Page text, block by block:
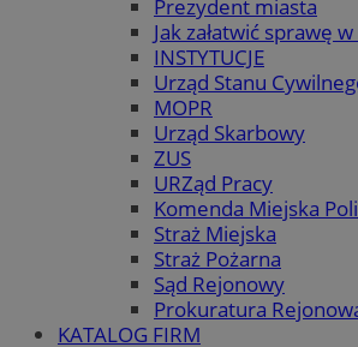
Prezydent miasta
Jak załatwić sprawę
INSTYTUCJE
Urząd Stanu
MOPR
Urząd Skarbowy
ZUS
URZąd Pracy
Komenda Miejska
Straż Miejska
Straż Pożarna
Sąd Rejonowy
Prokuratura
KATALOG FIRM